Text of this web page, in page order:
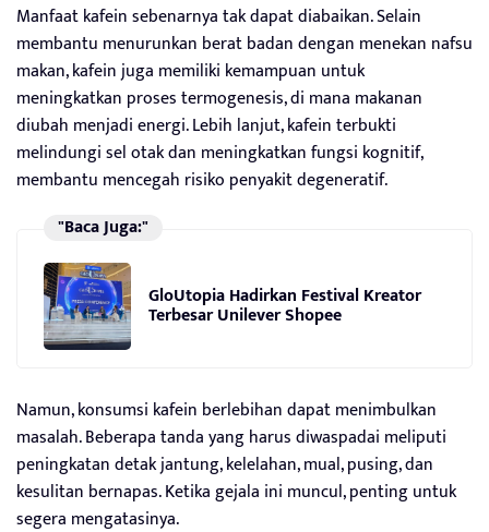
Manfaat kafein sebenarnya tak dapat diabaikan. Selain
membantu menurunkan berat badan dengan menekan nafsu
makan, kafein juga memiliki kemampuan untuk
meningkatkan proses termogenesis, di mana makanan
diubah menjadi energi. Lebih lanjut, kafein terbukti
melindungi sel otak dan meningkatkan fungsi kognitif,
membantu mencegah risiko penyakit degeneratif.
"Baca Juga:"
GloUtopia Hadirkan Festival Kreator
Terbesar Unilever Shopee
Namun, konsumsi kafein berlebihan dapat menimbulkan
masalah. Beberapa tanda yang harus diwaspadai meliputi
peningkatan detak jantung, kelelahan, mual, pusing, dan
kesulitan bernapas. Ketika gejala ini muncul, penting untuk
segera mengatasinya.